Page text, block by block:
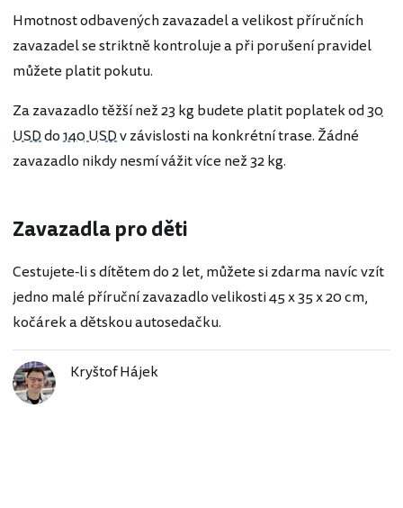
Hmotnost odbavených zavazadel a velikost příručních
zavazadel se striktně kontroluje a při porušení pravidel
můžete platit pokutu.
Za zavazadlo těžší než 23 kg budete platit poplatek od30
USDdo140 USDv závislosti na konkrétní trase. Žádné
zavazadlo nikdy nesmí vážit více než 32 kg.
Zavazadla pro děti
Cestujete-li s dítětem do 2 let, můžete si zdarma navíc vzít
jedno malé příruční zavazadlo velikosti 45 x 35 x 20 cm,
kočárek a dětskou autosedačku.
Kryštof Hájek